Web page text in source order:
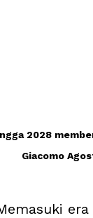
2028
Giacomo